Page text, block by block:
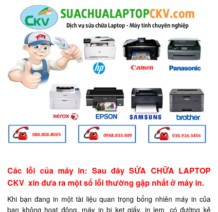
Các lỗi của máy in: Sau đây SỬA CHỮA LAPTOP
CKV xin đưa ra một số lỗi thường gặp nhất ở máy in.
Khi bạn đang in một tài liệu quan trọng bổng nhiên máy in của
bạn không hoạt động, máy in bị kẹt giấy, in lem, có đường kẻ